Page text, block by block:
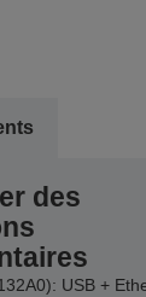
des
USB +